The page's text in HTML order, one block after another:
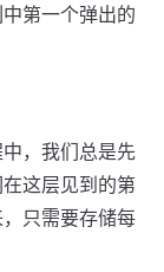
第一个弹出的
，我们总是先
这层见到的第
只需要存储每